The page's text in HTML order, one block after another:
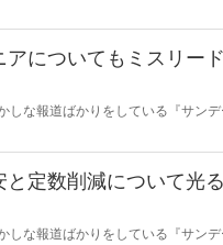
についてもミスリー
しな報道ばかりをしている『サン
定数削減について光
しな報道ばかりをしている『サン